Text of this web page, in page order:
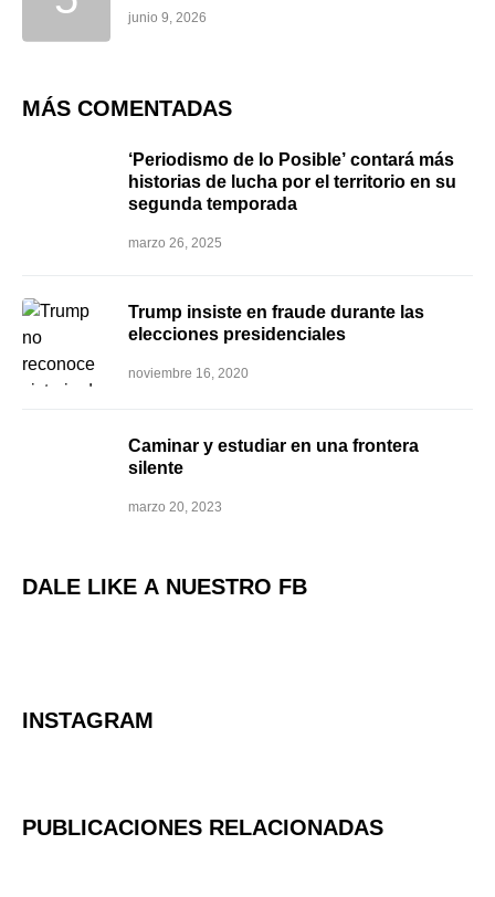
junio 9, 2026
MÁS COMENTADAS
‘Periodismo de lo Posible’ contará más
historias de lucha por el territorio en su
segunda temporada
marzo 26, 2025
Trump insiste en fraude durante las
elecciones presidenciales
noviembre 16, 2020
Caminar y estudiar en una frontera
silente
marzo 20, 2023
DALE LIKE A NUESTRO FB
INSTAGRAM
PUBLICACIONES RELACIONADAS